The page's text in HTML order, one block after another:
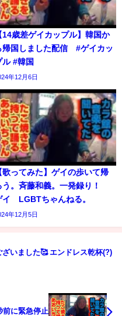
14歳差ゲイカップル】韓国か
帰国しました配信 #ゲイカッ
ル #韓国
年12月6日
歌ってみた】ゲイの歩いて帰
う。斉藤和義。一発録り！
イ LGBTちゃんねる。
年12月5日
いました🥰 エンドレス乾杯(?)
前に緊急停止